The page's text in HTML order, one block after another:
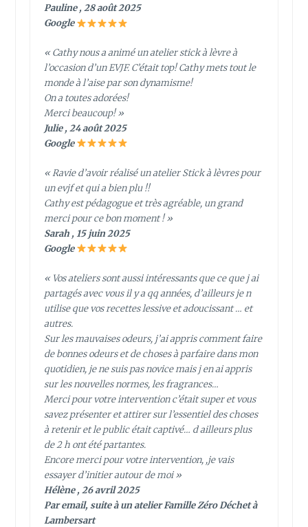
Pauline , 28 août 2025
Google
« Cathy nous a animé un atelier stick à lèvre à
l’occasion d’un EVJF. C’était top! Cathy mets tout le
monde à l’aise par son dynamisme!
On a toutes adorées!
Merci beaucoup! »
Julie , 24 août 2025
Google
« Ravie d’avoir réalisé un atelier Stick à lèvres pour
un evjf et qui a bien plu !!
Cathy est pédagogue et très agréable, un grand
merci pour ce bon moment ! »
Sarah , 15 juin 2025
Google
« Vos ateliers sont aussi intéressants que ce que j ai
partagés avec vous il y a qq années, d’ailleurs je n
utilise que vos recettes lessive et adoucissant … et
autres.
Sur les mauvaises odeurs, j’ai appris comment faire
de bonnes odeurs et de choses à parfaire dans mon
quotidien, je ne suis pas novice mais j en ai appris
sur les nouvelles normes, les fragrances…
Merci pour votre intervention c’était super et vous
savez présenter et attirer sur l’essentiel des choses
à retenir et le public était captivé… d ailleurs plus
de 2 h ont été partantes.
Encore merci pour votre intervention, ,je vais
essayer d’initier autour de moi »
Hélène , 26 avril 2025
Par email, suite à un atelier Famille Zéro Déchet à
Lambersart